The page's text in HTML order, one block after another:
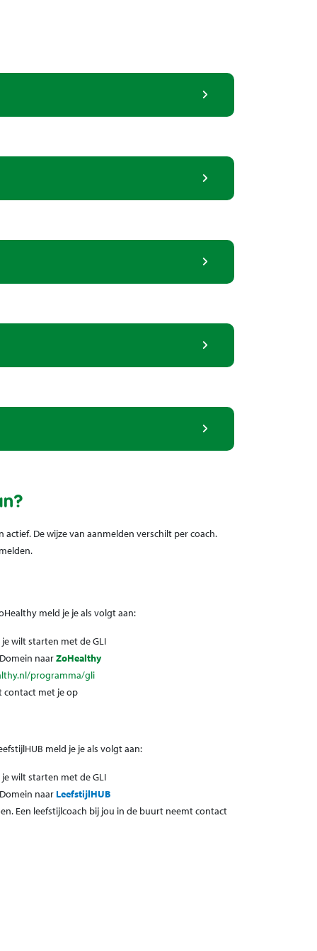
actief. De wijze van aanmelden verschilt per coach.
meld je je als volgt aan:
wilt starten met de GLI
naarZoHealthy
programma/gli
contact met je op
meld je je als volgt aan:
wilt starten met de GLI
naar LeefstijlHUB
Een leefstijlcoach bij jou in de buurt neemt contact